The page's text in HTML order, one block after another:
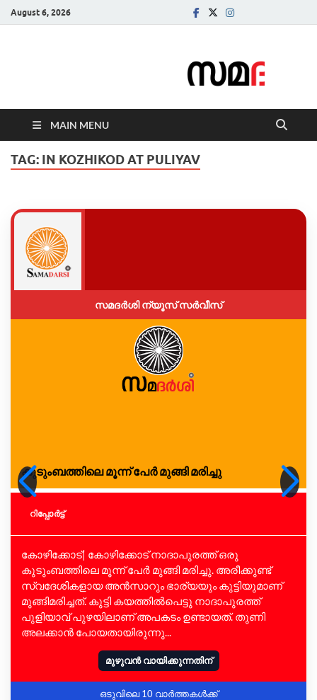
August 6, 2026
MAIN MENU
TAG: IN KOZHIKOD AT PULIYAV
സമദർശി ന്യൂസ് സർവീസ്
കുടുംബത്തിലെ മൂന്ന് പേര്‍ മുങ്ങി മരിച്ചു
റിപ്പോര്‍ട്ട്
കോഴിക്കോട്| കോഴിക്കോട് നാദാപുരത്ത് ഒരു
കുടുംബത്തിലെ മൂന്ന് പേര്‍ മുങ്ങി മരിച്ചു. അരീക്കുണ്ട്
സ്വദേശികളായ അന്‍സാറും ഭാര്യയും കുട്ടിയുമാണ്
മുങ്ങിമരിച്ചത്. കുട്ടി കയത്തില്‍പെട്ടു നാദാപുരത്ത്
പുളിയാവ് പുഴയിലാണ് അപകടം ഉണ്ടായത്. തുണി
അലക്കാന്‍ പോയതായിരുന്നു...
മുഴുവൻ വായിക്കുന്നതിന്
ഒടുവിലെ 10 വാർത്തകൾക്ക്